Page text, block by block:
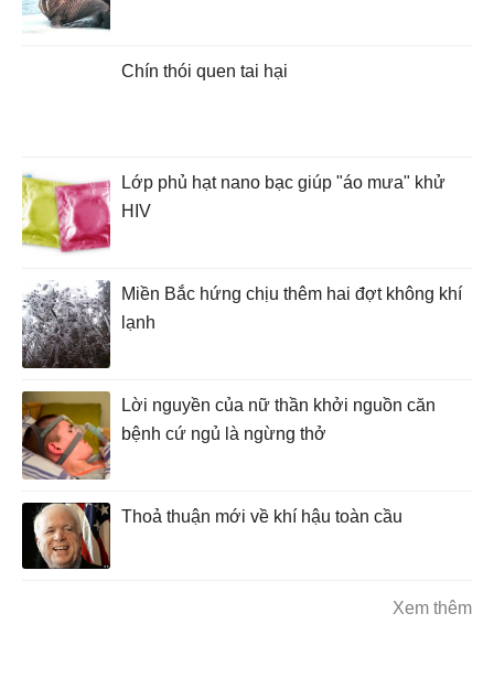
Chín thói quen tai hại
Lớp phủ hạt nano bạc giúp "áo mưa" khử
HIV
Miền Bắc hứng chịu thêm hai đợt không khí
lạnh
Lời nguyền của nữ thần khởi nguồn căn
bệnh cứ ngủ là ngừng thở
Thoả thuận mới về khí hậu toàn cầu
Xem thêm